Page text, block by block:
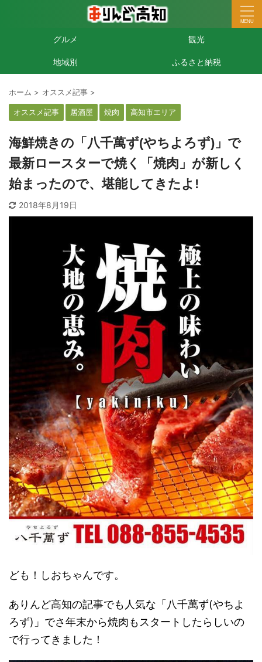
グルメ 観光
地域別 ふるさと納税
ホーム > オススメ記事 >
オススメ記事 居酒屋 焼肉 高知市エリア
海鮮焼きの「八千萬ず(やちよろず)」で
最新ロースターで焼く「焼肉」が新しく
始まったので、堪能してきたよ!
2018年8月19日
ども！しおちゃんです。
ありんど高知の記事でも人気な「八千萬ず(やちよ
ろず)」でさ年末から焼肉もスタートしたらしいの
で行ってきました！